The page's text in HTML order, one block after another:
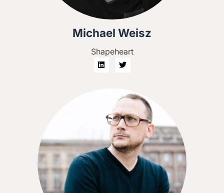
Michael Weisz
Shapeheart